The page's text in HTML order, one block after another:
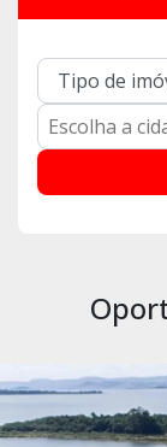
Escolha a